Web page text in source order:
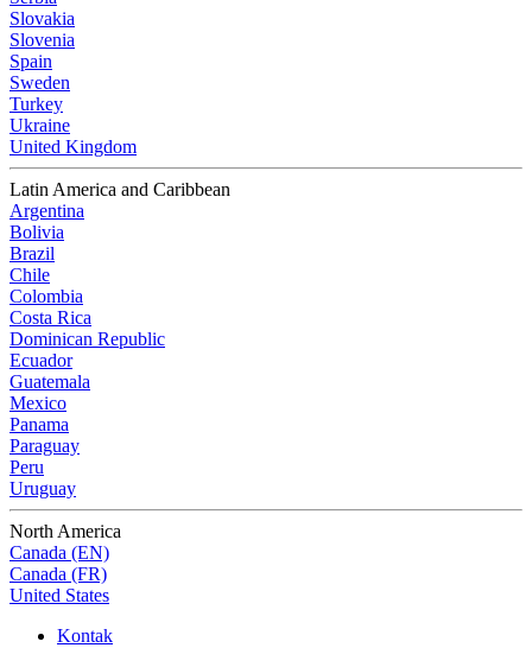
Slovakia
Slovenia
Spain
Sweden
Turkey
Ukraine
United Kingdom
Latin America and Caribbean
Argentina
Bolivia
Brazil
Chile
Colombia
Costa Rica
Dominican Republic
Ecuador
Guatemala
Mexico
Panama
Paraguay
Peru
Uruguay
North America
Canada (EN)
Canada (FR)
United States
Kontak